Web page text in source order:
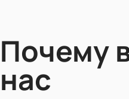
Почему
нас